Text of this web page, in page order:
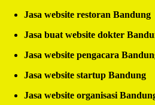
Jasa website restoran Bandung
Jasa buat website dokter
Jasa website pengacara
Jasa website startup Bandung
Jasa website organisasi